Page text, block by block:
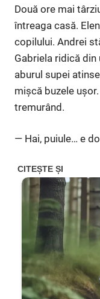
Două ore mai
întreaga casă.
copilului. Andrei
Gabriela ridică din
aburul supei
mișcă buzele
tremurând.
— Hai, puiule… e